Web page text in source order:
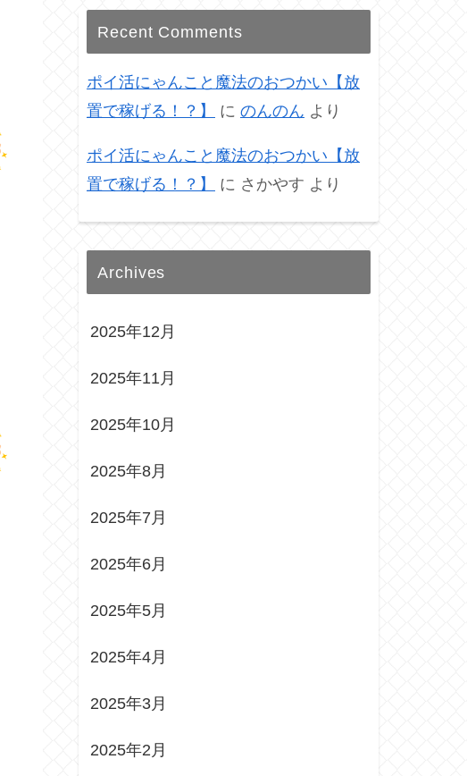
Recent Comments
ポイ活にゃんこと魔法のおつかい【放
置で稼げる！？】
に のんのん より
ポイ活にゃんこと魔法のおつかい【放
置で稼げる！？】
に さかやす より
Archives
2025年12月
2025年11月
2025年10月
2025年8月
2025年7月
2025年6月
2025年5月
2025年4月
2025年3月
2025年2月